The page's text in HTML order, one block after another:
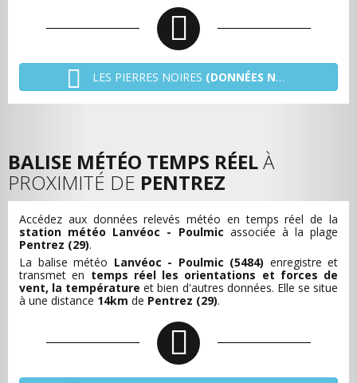
LES PIERRES NOIRES (DONNÉES NON TRANSMISES)
BALISE MÉTÉO TEMPS RÉELÀ
PROXIMITÉ DE PENTREZ
Accédez aux données relevés météo en temps réel de la
station météo Lanvéoc - Poulmic associée à la plage
Pentrez (29).
La balise météo Lanvéoc - Poulmic (5484) enregistre et
transmet en temps réel les orientations et forces de
vent, la température et bien d'autres données. Elle se situe
à une distance 14km de Pentrez (29).